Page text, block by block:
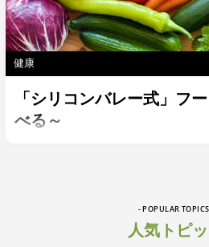
健康
「シリコンバレー式」フ
べる～
- POPULAR
人気トピ